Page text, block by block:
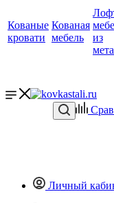
Кованые
кровати
Кованая
мебель
из
Личный